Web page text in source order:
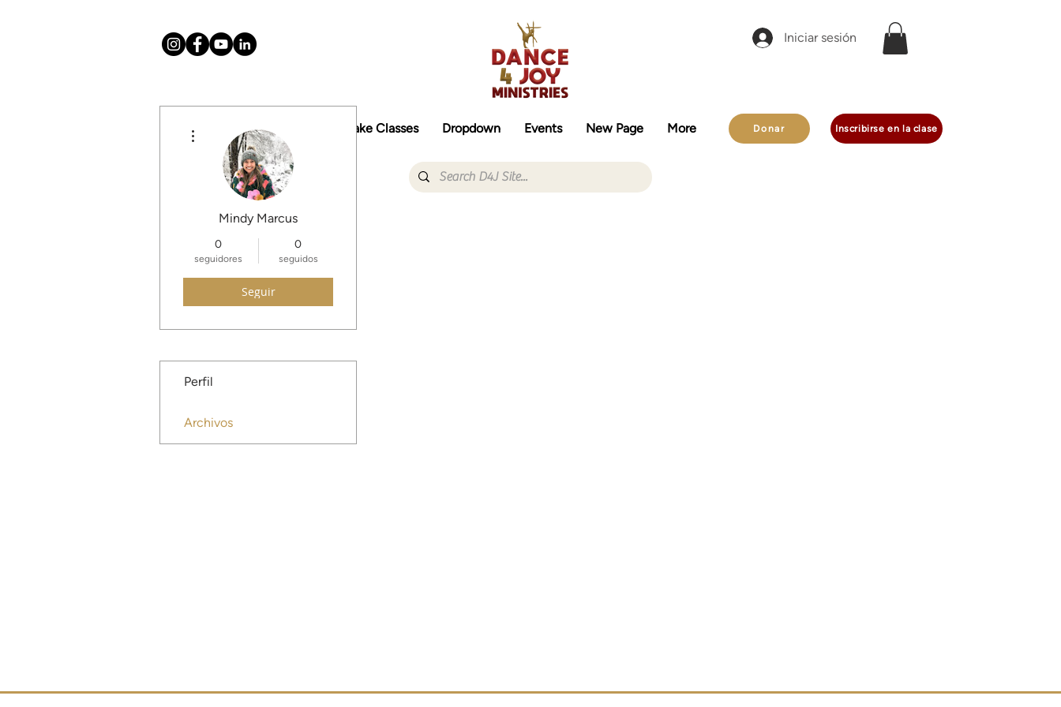
Hogar About Take Classes Dropdown Events New Page More
Iniciar sesión
Donar Inscribirse en la clase
Mindy Marcus
0
seguidores
0
seguidos
Seguir
Perfil
Archivos